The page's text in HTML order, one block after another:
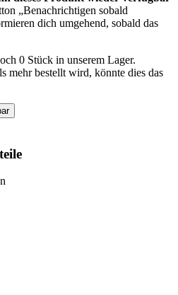
„Benachrichtigen sobald
dich umgehend, sobald das
0 Stück in unserem Lager.
mehr bestellt wird, könnte dies das